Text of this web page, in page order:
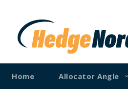
Home Allocator Angle